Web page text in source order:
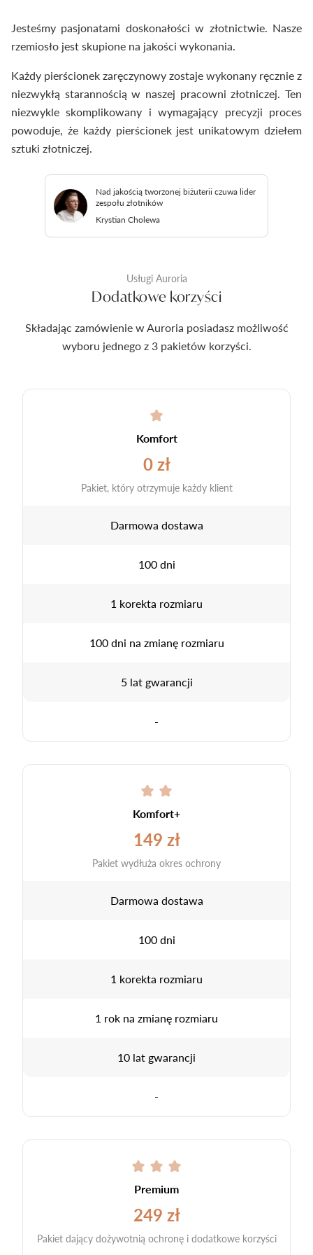
Jesteśmy pasjonatami doskonałości w złotnictwie. Nasze
rzemiosło jest skupione na jakości wykonania.
Każdy pierścionek zaręczynowy zostaje wykonany ręcznie z
niezwykłą starannością w naszej pracowni złotniczej. Ten
niezwykle skomplikowany i wymagający precyzji proces
powoduje, że każdy pierścionek jest unikatowym dziełem
sztuki złotniczej.
Nad jakością tworzonej biżuterii czuwa lider
zespołu złotników
Krystian Cholewa
Usługi Auroria
Dodatkowe korzyści
Składając zamówienie w Auroria posiadasz możliwość
wyboru jednego z 3 pakietów korzyści.
Komfort
0 zł
Pakiet, który otrzymuje każdy klient
Darmowa dostawa
100 dni
1 korekta rozmiaru
100 dni na zmianę rozmiaru
5 lat gwarancji
-
Komfort+
149 zł
Pakiet wydłuża okres ochrony
Darmowa dostawa
100 dni
1 korekta rozmiaru
1 rok na zmianę rozmiaru
10 lat gwarancji
-
Premium
249 zł
Pakiet dający dożywotnią ochronę i dodatkowe korzyści